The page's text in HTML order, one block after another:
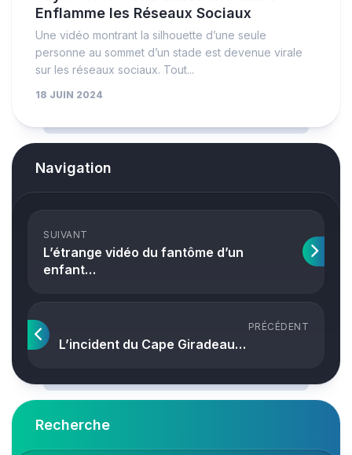
Enflamme les Réseaux Sociaux
Une vidéo montrant la silhouette d’une seule
personne au sommet d’un stade est devenue virale
sur les réseaux sociaux. Tout...
18 JUIN 2024
Navigation
SUIVANT
L’étrange vidéo du fantôme d’un
enfant…
PRÉCÉDENT
L’incident du Cape Giradeau…
Recherche